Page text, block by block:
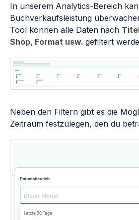
In unserem Analytics-Bereich
Buchverkaufsleistung
Tool können alle Daten nach
Shop, Format usw. gefiltert
Neben den Filtern gibt es die
Zeitraum festzulegen, den du